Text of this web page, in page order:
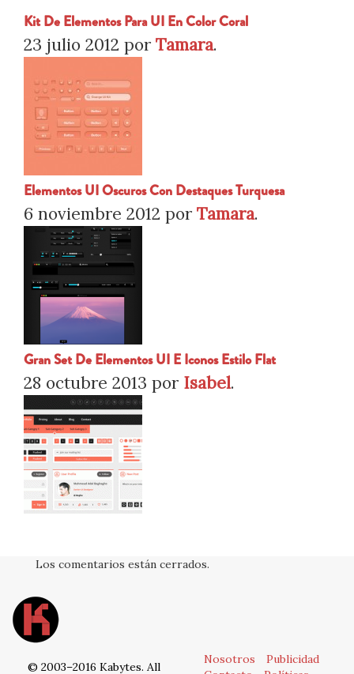
Kit De Elementos Para UI En Color Coral
23 julio 2012 por Tamara.
Elementos UI Oscuros Con Destaques Turquesa
6 noviembre 2012 por Tamara.
Gran Set De Elementos UI E Iconos Estilo Flat
28 octubre 2013 por Isabel.
Los comentarios están cerrados.
© 2003–2016 Kabytes. All
Nosotros
Publicidad